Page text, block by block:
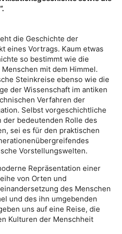
die Geschichte der
eines Vortrags. Kaum etwas
so bestimmt wie die
mit dem Himmel.
Steinkreise ebenso wie die
der Wissenschaft im antiken
Verfahren der
Selbst vorgeschichtliche
der bedeutenden Rolle des
sei es für den praktischen
Vorstellungswelten.
Repräsentation einer
von Orten und
des Menschen
und des ihn umgebenden
uns auf eine Reise, die
Kulturen der Menschheit